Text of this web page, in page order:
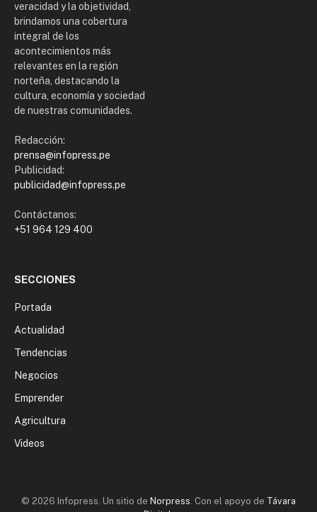
veracidad y la objetividad,
brindamos una cobertura
integral de los
acontecimientos más
relevantes en la región
norteña, destacando la
cultura, economía y sociedad
de nuestras comunidades.
Redacción:
prensa@infopress.pe
Publicidad:
publicidad@infopress.pe
Contáctanos:
+51 964 129 400
SECCIONES
Portada
Actualidad
Tendencias
Negocios
Emprender
Agricultura
Videos
© 2026 Infopress. Un sitio de Norpress. Con el apoyo de Távara